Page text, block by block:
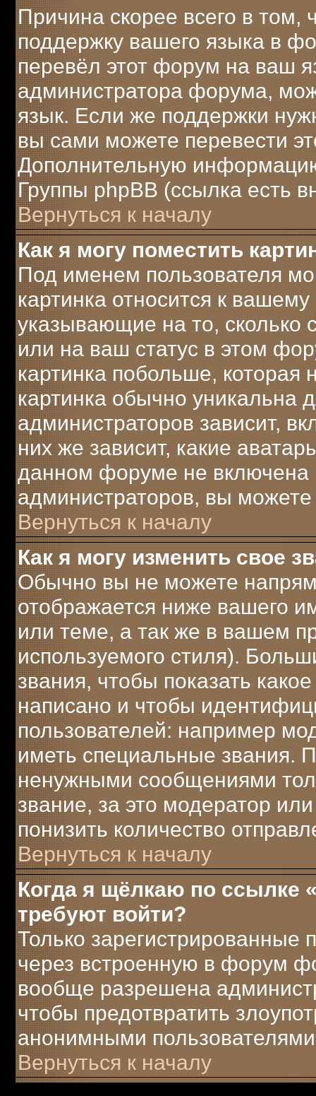
Причина скорее всего в том,
поддержку вашего языка в
перевёл этот форум на ваш
администратора форума,
язык. Если же поддержки
вы сами можете перевести
Дополнительную
Группы phpBB (ссылка есть
Вернуться к началу
Как я могу поместить
Под именем пользователя
картинка относится к
указывающие на то,
или на ваш статус в этом
картинка побольше, которая
картинка обычно уникальна
администраторов зависит,
них же зависит, какие
данном форуме не включена
администраторов, вы
Вернуться к началу
Как я могу изменить свое
Обычно вы не можете
отображается ниже вашего
или теме, а так же в вашем
используемого стиля).
звания, чтобы показать
написано и чтобы
пользователей: например
иметь специальные звания.
ненужными сообщениями
звание, за это модератор
понизить количество
Вернуться к началу
Когда я щёлкаю по ссылке
требуют войти?
Только зарегистрированные
через встроенную в форум
вообще разрешена
чтобы предотвратить
анонимными
Вернуться к началу